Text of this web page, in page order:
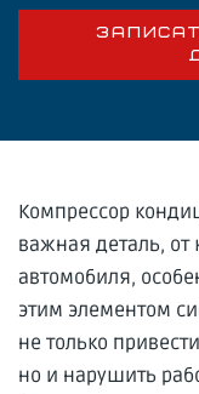
Компрессор
важная деталь, от
автомобиля,
этим элементом
не только
но и нарушить